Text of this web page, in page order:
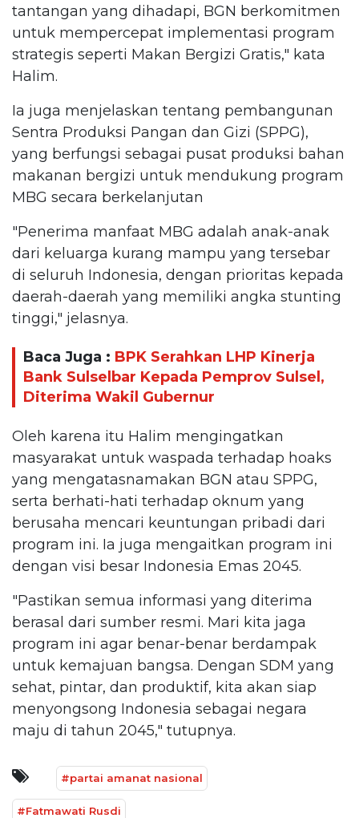
tantangan yang dihadapi, BGN berkomitmen
untuk mempercepat implementasi program
strategis seperti Makan Bergizi Gratis," kata
Halim.
Ia juga menjelaskan tentang pembangunan
Sentra Produksi Pangan dan Gizi (SPPG),
yang berfungsi sebagai pusat produksi bahan
makanan bergizi untuk mendukung program
MBG secara berkelanjutan
"Penerima manfaat MBG adalah anak-anak
dari keluarga kurang mampu yang tersebar
di seluruh Indonesia, dengan prioritas kepada
daerah-daerah yang memiliki angka stunting
tinggi," jelasnya.
Baca Juga : BPK Serahkan LHP Kinerja
Bank Sulselbar Kepada Pemprov Sulsel,
Diterima Wakil Gubernur
Oleh karena itu Halim mengingatkan
masyarakat untuk waspada terhadap hoaks
yang mengatasnamakan BGN atau SPPG,
serta berhati-hati terhadap oknum yang
berusaha mencari keuntungan pribadi dari
program ini. Ia juga mengaitkan program ini
dengan visi besar Indonesia Emas 2045.
"Pastikan semua informasi yang diterima
berasal dari sumber resmi. Mari kita jaga
program ini agar benar-benar berdampak
untuk kemajuan bangsa. Dengan SDM yang
sehat, pintar, dan produktif, kita akan siap
menyongsong Indonesia sebagai negara
maju di tahun 2045," tutupnya.
#partai amanat nasional
#Fatmawati Rusdi